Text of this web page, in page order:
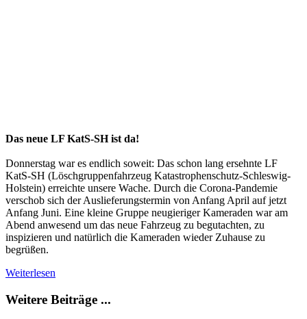
Das neue LF KatS-SH ist da!
Donnerstag war es endlich soweit: Das schon lang ersehnte LF
KatS-SH (Löschgruppenfahrzeug Katastrophenschutz-Schleswig-
Holstein) erreichte unsere Wache. Durch die Corona-Pandemie
verschob sich der Auslieferungstermin von Anfang April auf jetzt
Anfang Juni. Eine kleine Gruppe neugieriger Kameraden war am
Abend anwesend um das neue Fahrzeug zu begutachten, zu
inspizieren und natürlich die Kameraden wieder Zuhause zu
begrüßen.
Weiterlesen
Weitere Beiträge ...